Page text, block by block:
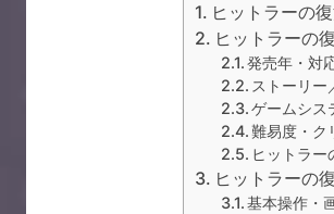
ヒットラーの
ヒットラーの
発売年・対
ストーリー
ゲームシス
難易度・ク
ヒットラー
ヒットラーの
基本操作・